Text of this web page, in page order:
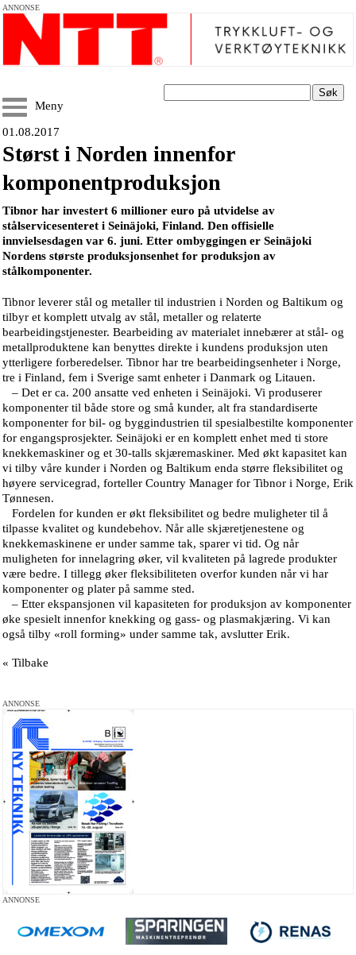
ANNONSE
Søk
Meny
01.08.2017
Størst i Norden innenfor
komponentproduksjon
Tibnor har investert 6 millioner euro på utvidelse av
stålservicesenteret i Seinäjoki, Finland. Den offisielle
innvielsesdagen var 6. juni. Etter ombyggingen er Seinäjoki
Nordens største produksjonsenhet for produksjon av
stålkomponenter.
Tibnor leverer stål og metaller til industrien i Norden og Baltikum og
tilbyr et komplett utvalg av stål, metaller og relaterte
bearbeidingstjenester. Bearbeiding av materialet innebærer at stål- og
metallproduktene kan benyttes direkte i kundens produksjon uten
ytterligere forberedelser. Tibnor har tre bearbeidingsenheter i Norge,
tre i Finland, fem i Sverige samt enheter i Danmark og Litauen.
– Det er ca. 200 ansatte ved enheten i Seinäjoki. Vi produserer
komponenter til både store og små kunder, alt fra standardiserte
komponenter for bil- og byggindustrien til spesialbestilte komponenter
for engangsprosjekter. Seinäjoki er en komplett enhet med ti store
knekkemaskiner og et 30-talls skjæremaskiner. Med økt kapasitet kan
vi tilby våre kunder i Norden og Baltikum enda større fleksibilitet og
høyere servicegrad, forteller Country Manager for Tibnor i Norge, Erik
Tønnesen.
Fordelen for kunden er økt fleksibilitet og bedre muligheter til å
tilpasse kvalitet og kundebehov. Når alle skjæretjenestene og
knekkemaskinene er under samme tak, sparer vi tid. Og når
muligheten for innelagring øker, vil kvaliteten på lagrede produkter
være bedre. I tillegg øker fleksibiliteten overfor kunden når vi har
komponenter og plater på samme sted.
– Etter ekspansjonen vil kapasiteten for produksjon av komponenter
øke spesielt innenfor knekking og gass- og plasmakjæring. Vi kan
også tilby «roll forming» under samme tak, avslutter Erik.
« Tilbake
ANNONSE
ANNONSE